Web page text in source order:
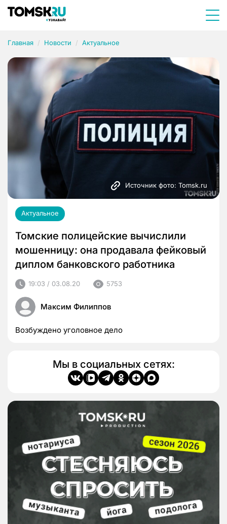
Главная Новости Актуальное
Источник фото: Tomsk.ru
Актуальное
Томские полицейские вычислили
мошенницу: она продавала фейковый
диплом банковского работника
19:03 / 03.08.20 5753
Максим Филиппов
Возбуждено уголовное дело
Мы в социальных сетях: